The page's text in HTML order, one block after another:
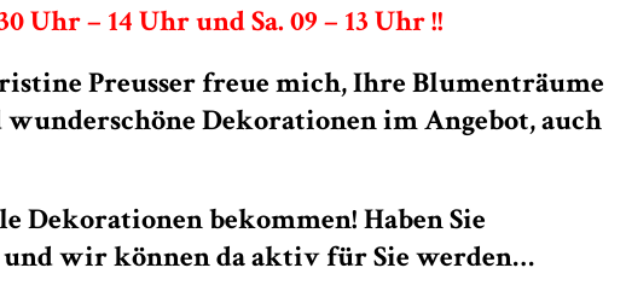
Uhr – 14 Uhr und Sa. 09 – 13 Uhr !!
Preusser freue mich, Ihre Blumenträume
Dekorationen im Angebot, auch
Dekorationen bekommen! Haben Sie
und wir können da aktiv für Sie werden…